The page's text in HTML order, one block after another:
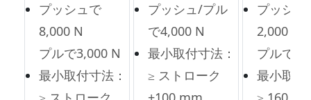
プッシュで
8,000 N
プルで3,000 N
最小取付寸法：
プッシュ/プル
で4,000 N
最小取付寸法：
≥ ストローク
プッシュ
2,000 N
プルで
最小取付